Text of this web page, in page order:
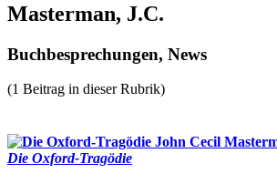
Masterman, J.C.
Buchbesprechungen, News
(1 Beitrag in dieser Rubrik)
John Cecil
Die Oxford-Tragödie